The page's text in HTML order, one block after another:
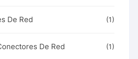
De Red (1)
De Red (1)